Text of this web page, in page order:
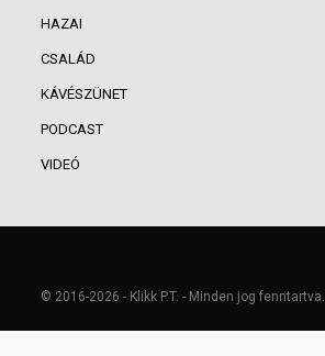
HAZAI
CSALÁD
KÁVÉSZÜNET
PODCAST
VIDEÓ
© 2016-2026 - Klikk P.T. - Minden jog fenntartva.